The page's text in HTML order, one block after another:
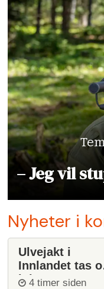
– Jeg vil
Nyheter i
Ulvejakt i
Innlandet tas
igjen
4 timer siden